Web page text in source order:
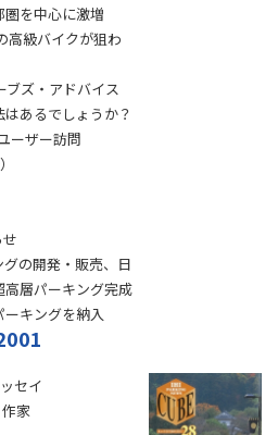
を中心に激増
級バイクが狙わ
ブズ・アドバイス
あるでしょうか？
ーザー訪問
グの開発・販売、日
層パーキング完成
ーキングを納入
セイ
家